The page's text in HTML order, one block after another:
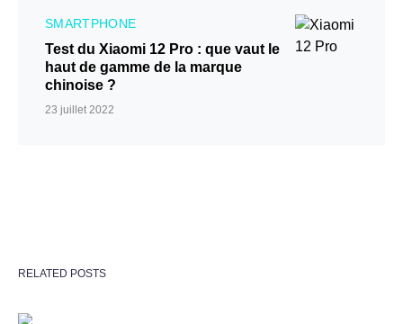
SMARTPHONE
Test du Xiaomi 12 Pro : que vaut le
haut de gamme de la marque
chinoise ?
23 juillet 2022
RELATED POSTS